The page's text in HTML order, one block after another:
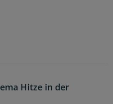
Hitze in der